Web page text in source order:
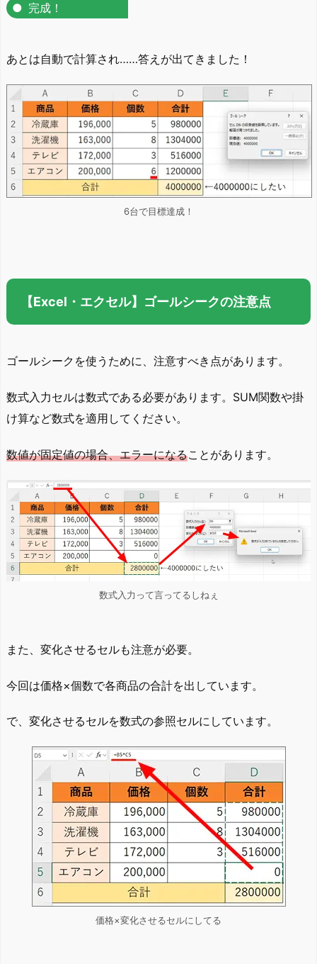
完成！
あとは自動で計算され……答えが出てきました！
6台で目標達成！
【Excel・エクセル】ゴールシークの注意点
ゴールシークを使うために、注意すべき点があります。
数式入力セルは数式である必要があります。SUM関数や掛
け算など数式を適用してください。
数値が固定値の場合、エラーになることがあります。
数式入力って言ってるしねぇ
また、変化させるセルも注意が必要。
今回は価格×個数で各商品の合計を出しています。
で、変化させるセルを数式の参照セルにしています。
価格×変化させるセルにしてる